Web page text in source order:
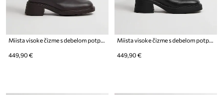
449,90 € 449,90 €